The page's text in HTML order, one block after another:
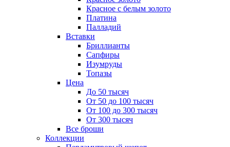
Красное с белым золото
Платина
Палладий
Вставки
Бриллианты
Сапфиры
Изумруды
Топазы
Цена
До 50 тысяч
От 50 до 100 тысяч
От 100 до 300 тысяч
От 300 тысяч
Все броши
Коллекции